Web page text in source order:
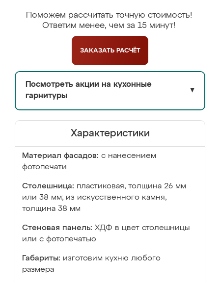
Поможем рассчитать точную стоимость!
Ответим менее, чем за 15 минут!
ЗАКАЗАТЬ РАСЧЁТ
Посмотреть акции на кухонные
гарнитуры
▼
Характеристики
Материал фасадов: с нанесением
фотопечати
Столешница: пластиковая, толщина 26 мм
или 38 мм; из искусственного камня,
толщина 38 мм
Стеновая панель: ХДФ в цвет столешницы
или с фотопечатью
Габариты: изготовим кухню любого
размера